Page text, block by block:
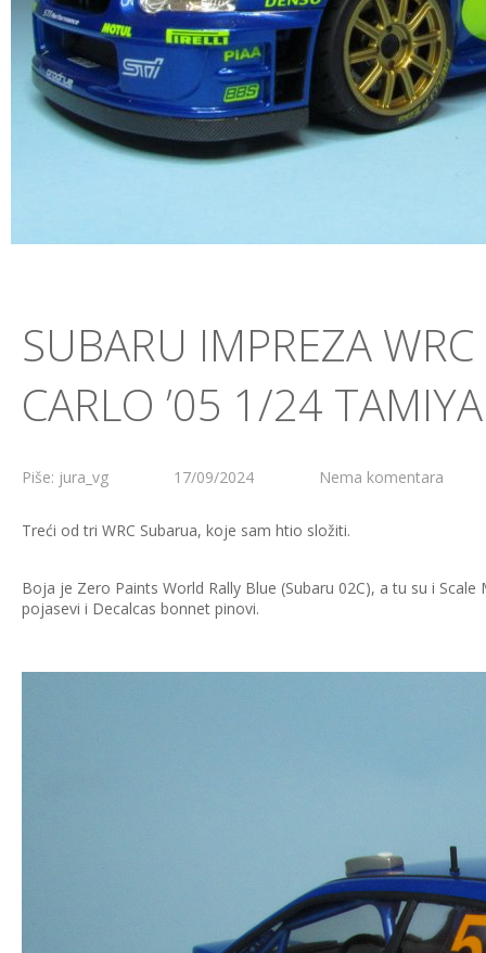
SUBARU IMPREZA
CARLO ’05 1/24 TAMIYA
Piše: jura_vg 17/09/2024 Nema komentara
Treći od tri WRC Subarua, koje sam htio složiti.
Boja je Zero Paints World Rally Blue (Subaru 02C), a tu su i
pojasevi i Decalcas bonnet pinovi.